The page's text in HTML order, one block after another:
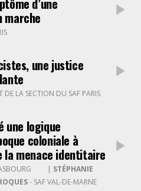
marche
une justice
DE LA SECTION DU SAF PARIS
une logique
coloniale à
la menace identitaire
| STÉPHANIE
- SAF VAL-DE-MARNE